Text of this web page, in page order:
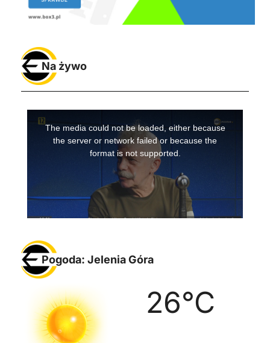
Na żywo
Pogoda: Jelenia Góra
26°C